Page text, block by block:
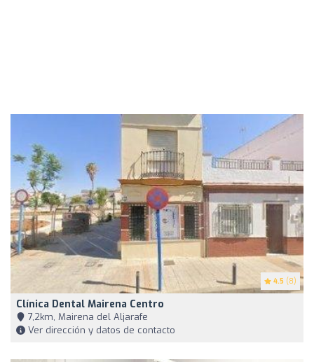
4.5 (8)
Clínica Dental Mairena Centro
7,2km, Mairena del Aljarafe
Ver dirección y datos de contacto